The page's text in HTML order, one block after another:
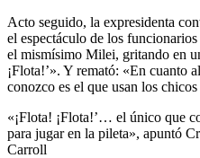
Acto seguido, la expresidenta
el espectáculo de los
el mismísimo Milei, gritando en
¡Flota!’». Y remató: «En cuanto
conozco es el que usan los
«¡Flota! ¡Flota!’… el único que
para jugar en la pileta», apuntó
Carroll